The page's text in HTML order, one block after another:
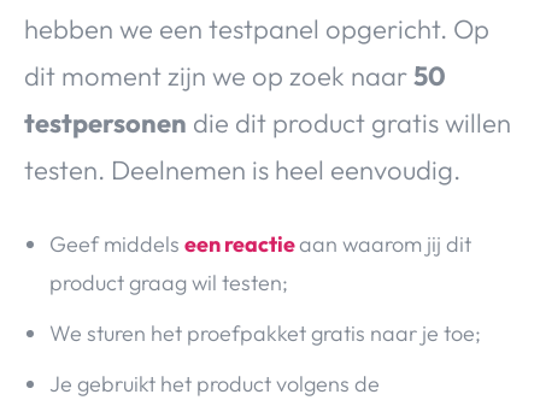
hebben we een testpanel opgericht. Op
dit moment zijn we op zoek naar50
testpersonen die dit product gratis willen
testen. Deelnemen is heel eenvoudig.
Geef middels een reactieaan waarom jij dit
product graag wil testen;
We sturen het proefpakket gratis naar je toe;
Je gebruikt het product volgens de